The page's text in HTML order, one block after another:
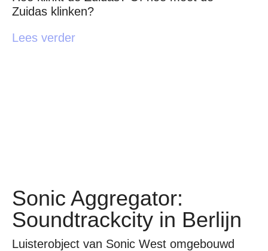
Zuidas klinken?
Lees verder
Sonic Aggregator:
Soundtrackcity in Berlijn
Luisterobject van Sonic West omgebouwd